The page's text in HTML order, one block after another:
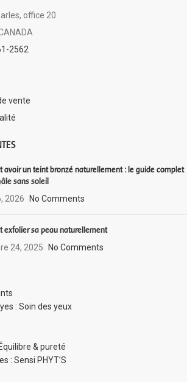
office 20
2562
vente
avoir un teint bronzé naturellement : le guide complet
sans soleil
2026 No Comments
exfolier sa peau naturellement
24, 2025 No Comments
: Soin des yeux
& pureté
: Sensi PHYT’S